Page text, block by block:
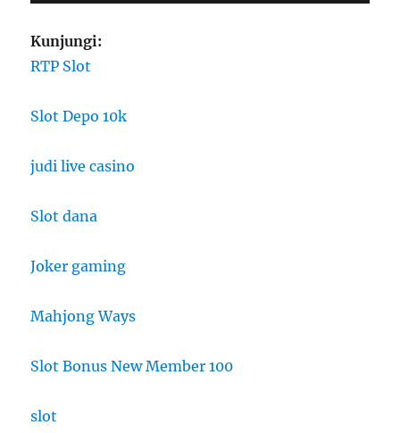
Kunjungi:
RTP Slot
Slot Depo 10k
judi live casino
Slot dana
Joker gaming
Mahjong Ways
Slot Bonus New Member 100
slot